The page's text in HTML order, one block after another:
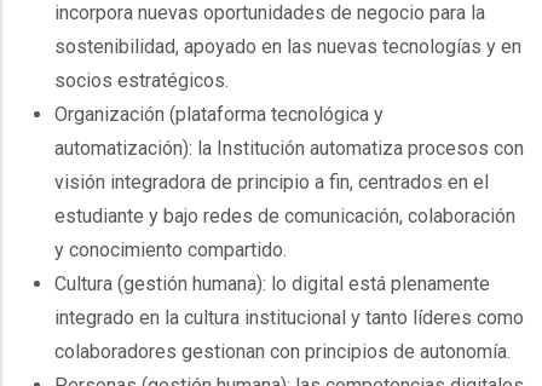
incorpora nuevas oportunidades de negocio para la
sostenibilidad, apoyado en las nuevas tecnologías y en
socios estratégicos.
Organización (plataforma tecnológica y
automatización): la Institución automatiza procesos con
visión integradora de principio a fin, centrados en el
estudiante y bajo redes de comunicación, colaboración
y conocimiento compartido.
Cultura (gestión humana): lo digital está plenamente
integrado en la cultura institucional y tanto líderes como
colaboradores gestionan con principios de autonomía.